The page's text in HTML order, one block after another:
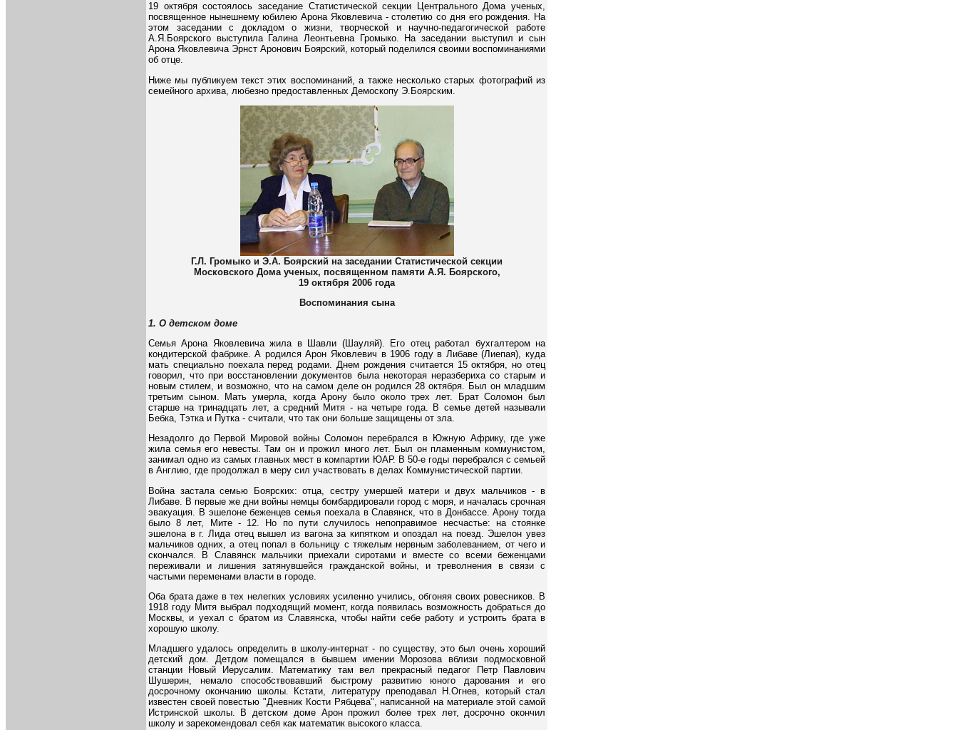
19 октября состоялось заседание Статистической секции Центрального Дома ученых,
посвященное нынешнему юбилею Арона Яковлевича - столетию со дня его рождения. На
этом заседании с докладом о жизни, творческой и научно-педагогической работе
А.Я.Боярского выступила Галина Леонтьевна Громыко. На заседании выступил и сын
Арона Яковлевича Эрнст Аронович Боярский, который поделился своими воспоминаниями
об отце.
Ниже мы публикуем текст этих воспоминаний, а также несколько старых фотографий из
семейного архива, любезно предоставленных Демоскопу Э.Боярским.
Г.Л. Громыко и Э.А. Боярский на заседании Статистической секции
Московского Дома ученых, посвященном памяти А.Я. Боярского,
19 октября 2006 года
Воспоминания сына
1. О детском доме
Семья Арона Яковлевича жила в Шавли (Шауляй). Его отец работал бухгалтером на
кондитерской фабрике. А родился Арон Яковлевич в 1906 году в Либаве (Лиепая), куда
мать специально поехала перед родами. Днем рождения считается 15 октября, но отец
говорил, что при восстановлении документов была некоторая неразбериха со старым и
новым стилем, и возможно, что на самом деле он родился 28 октября. Был он младшим
третьим сыном. Мать умерла, когда Арону было около трех лет. Брат Соломон был
старше на тринадцать лет, а средний Митя - на четыре года. В семье детей называли
Бебка, Тэтка и Путка - считали, что так они больше защищены от зла.
Незадолго до Первой Мировой войны Соломон перебрался в Южную Африку, где уже
жила семья его невесты. Там он и прожил много лет. Был он пламенным коммунистом,
занимал одно из самых главных мест в компартии ЮАР. В 50-е годы перебрался с семьей
в Англию, где продолжал в меру сил участвовать в делах Коммунистической партии.
Война застала семью Боярских: отца, сестру умершей матери и двух мальчиков - в
Либаве. В первые же дни войны немцы бомбардировали город с моря, и началась срочная
эвакуация. В эшелоне беженцев семья поехала в Славянск, что в Донбассе. Арону тогда
было 8 лет, Мите - 12. Но по пути случилось непоправимое несчастье: на стоянке
эшелона в г. Лида отец вышел из вагона за кипятком и опоздал на поезд. Эшелон увез
мальчиков одних, а отец попал в больницу с тяжелым нервным заболеванием, от чего и
скончался. В Славянск мальчики приехали сиротами и вместе со всеми беженцами
переживали и лишения затянувшейся гражданской войны, и треволнения в связи с
частыми переменами власти в городе.
Оба брата даже в тех нелегких условиях усиленно учились, обгоняя своих ровесников. В
1918 году Митя выбрал подходящий момент, когда появилась возможность добраться до
Москвы, и уехал с братом из Славянска, чтобы найти себе работу и устроить брата в
хорошую школу.
Младшего удалось определить в школу-интернат - по существу, это был очень хороший
детский дом. Детдом помещался в бывшем имении Морозова вблизи подмосковной
станции Новый Иерусалим. Математику там вел прекрасный педагог Петр Павлович
Шушерин, немало способствовавший быстрому развитию юного дарования и его
досрочному окончанию школы. Кстати, литературу преподавал Н.Огнев, который стал
известен своей повестью "Дневник Кости Рябцева", написанной на материале этой самой
Истринской школы. В детском доме Арон прожил более трех лет, досрочно окончил
школу и зарекомендовал себя как математик высокого класса.